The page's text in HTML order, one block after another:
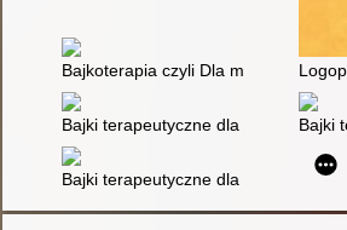
Bajkoterapia czyli Dla małych i
Bajki terapeutyczne dla dzieci Bajki
Bajki terapeutyczne dla dzieci; cz. 1